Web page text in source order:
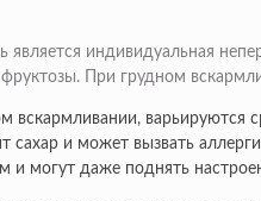
является индивидуальная
При грудном
вскармливании,
сахар и может вызвать
и могут даже поднять